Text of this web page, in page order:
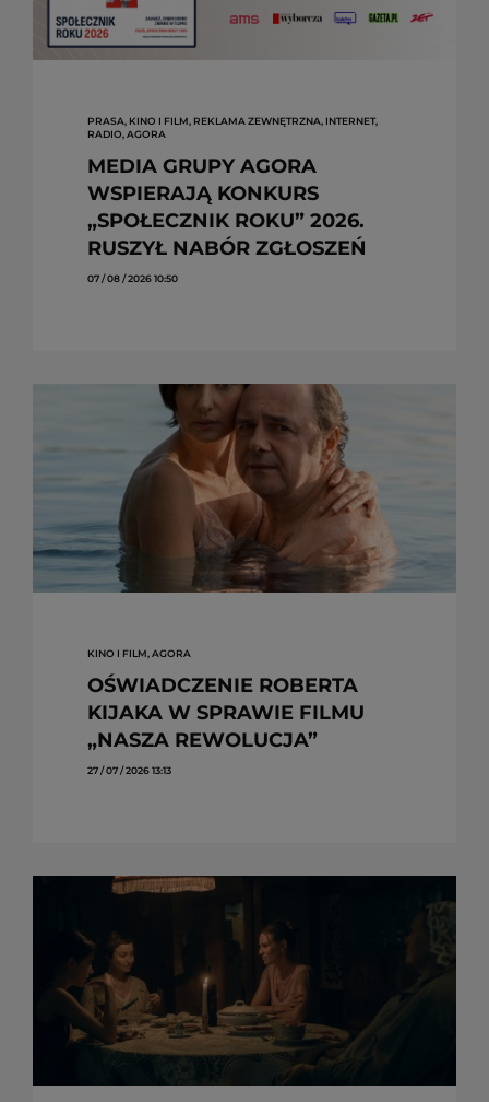
PRASA, KINO I FILM, REKLAMA ZEWNĘTRZNA, INTERNET,
RADIO, AGORA
MEDIA GRUPY AGORA
WSPIERAJĄ KONKURS
„SPOŁECZNIK ROKU” 2026.
RUSZYŁ NABÓR ZGŁOSZEŃ
07 / 08 / 2026 10:50
KINO I FILM, AGORA
OŚWIADCZENIE ROBERTA
KIJAKA W SPRAWIE FILMU
„NASZA REWOLUCJA”
27 / 07 / 2026 13:13